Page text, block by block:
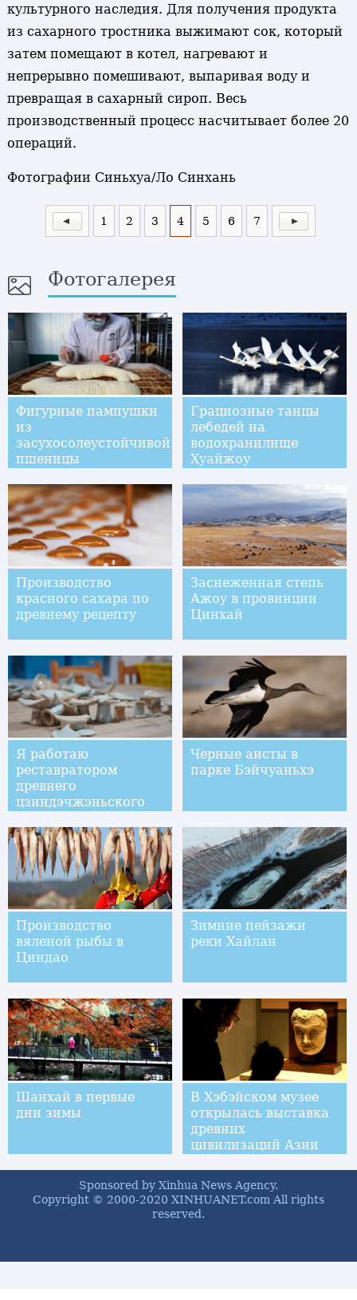
культурного наследия. Для получения продукта
из сахарного тростника выжимают сок, который
затем помещают в котел, нагревают и
непрерывно помешивают, выпаривая воду и
превращая в сахарный сироп. Весь
производственный процесс насчитывает более 20
операций.
Фотографии Синьхуа/Ло Синхань
1 2 3 4 5 6 7
Фотогалерея
Фигурные пампушки
из
засухосолеустойчивой
пшеницы
Грациозные танцы
лебедей на
водохранилище
Хуайжоу
Производство
красного сахара по
древнему рецепту
Заснеженная степь
Ажоу в провинции
Цинхай
Я работаю
реставратором
древнего
цзиндэчжэньского
Черные аисты в
парке Бэйчуаньхэ
Производство
вяленой рыбы в
Циндао
Зимние пейзажи
реки Хайлан
Шанхай в первые
дни зимы
В Хэбэйском музее
открылась выставка
древних
цивилизаций Азии
Sponsored by Xinhua News Agency.
Copyright © 2000-2020 XINHUANET.com All rights
reserved.